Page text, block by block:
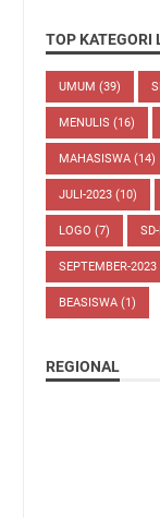
TOP KATEGORI
UMUM (39)
MENULIS (16)
MAHASISWA (14)
JULI-2023 (10)
LOGO (7)
SEPTEMBER-2023
BEASISWA (1)
REGIONAL